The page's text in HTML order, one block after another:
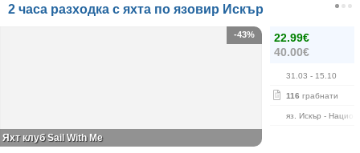
2 часа разходка с яхта по язовир Искър
22.99€
40.00€
31.03 - 15.10
116 грабнати
яз. Искър -
-43%
Яхт клуб Sail With Me